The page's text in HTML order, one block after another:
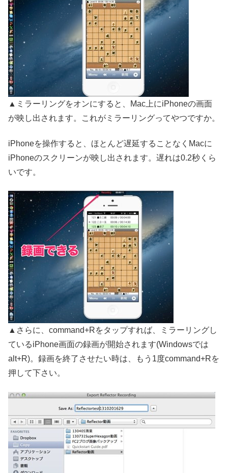
▲ミラーリングをオンにすると、Mac上にiPhoneの画面
が映し出されます。これがミラーリングってやつですか。
iPhoneを操作すると、ほとんど遅延することなくMacに
iPhoneのスクリーンが映し出されます。遅れは0.2秒くら
いです。
▲さらに、command+Rをタップすれば、ミラーリングし
ているiPhone画面の録画が開始されます(Windowsでは
alt+R)。録画を終了させたい時は、もう1度command+Rを
押して下さい。